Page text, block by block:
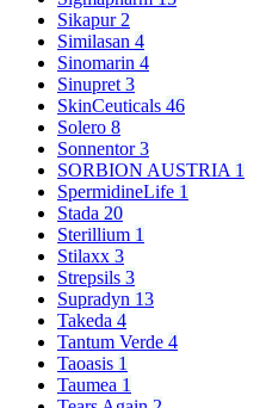
Sikapur 2
Similasan 4
Sinomarin 4
Sinupret 3
SkinCeuticals 46
Solero 8
Sonnentor3
SORBION AUSTRIA 1
SpermidineLife 1
Stada 20
Sterillium 1
Stilaxx 3
Strepsils 3
Supradyn 13
Takeda 4
Tantum Verde 4
Taoasis 1
Taumea 1